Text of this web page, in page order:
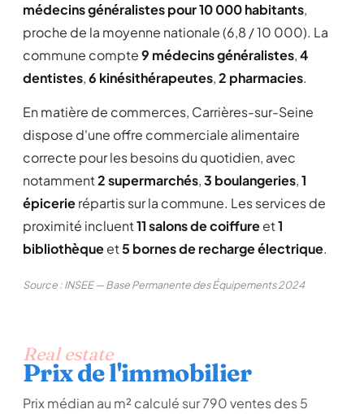
médecins généralistes pour 10 000 habitants,
proche de la moyenne nationale (6,8 / 10 000). La
commune compte9 médecins généralistes,4
dentistes,6 kinésithérapeutes,2 pharmacies.
En matière de commerces, Carrières-sur-Seine
dispose d'une offre commerciale alimentaire
correcte pour les besoins du quotidien, avec
notamment2 supermarchés,3 boulangeries,1
épicerierépartis sur la commune. Les services de
proximité incluent11 salons de coiffureet1
bibliothèqueet5 bornes de recharge électrique.
Source : INSEE — Base Permanente des Équipements 2024
Real estate
Prix de l'immobilier
Prix médian au m² calculé sur 790 ventes des 5